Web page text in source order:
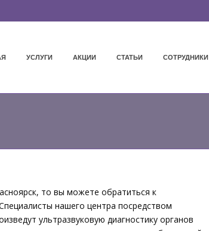
УСЛУГИ АКЦИИ СТАТЬИ СОТРУДНИКИ
то вы можете обратиться к
нашего центра посредством
ультразвуковую диагностику органов